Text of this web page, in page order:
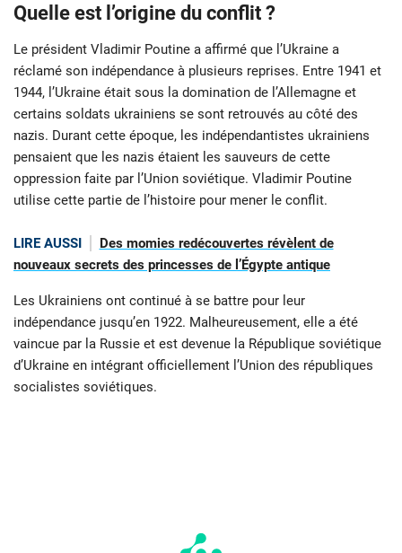
Quelle est l’origine du conflit ?
Le président Vladimir Poutine a affirmé que l’Ukraine a
réclamé son indépendance à plusieurs reprises. Entre 1941 et
1944, l’Ukraine était sous la domination de l’Allemagne et
certains soldats ukrainiens se sont retrouvés au côté des
nazis. Durant cette époque, les indépendantistes ukrainiens
pensaient que les nazis étaient les sauveurs de cette
oppression faite par l’Union soviétique. Vladimir Poutine
utilise cette partie de l’histoire pour mener le conflit.
LIRE AUSSI
Des momies redécouvertes révèlent de
nouveaux secrets des princesses de l’Égypte antique
Les Ukrainiens ont continué à se battre pour leur
indépendance jusqu’en 1922. Malheureusement, elle a été
vaincue par la Russie et est devenue la République soviétique
d’Ukraine en intégrant officiellement l’Union des républiques
socialistes soviétiques.